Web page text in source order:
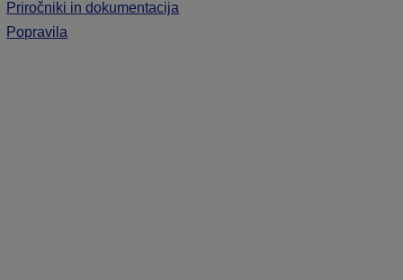
Priročniki in dokumentacija
Popravila